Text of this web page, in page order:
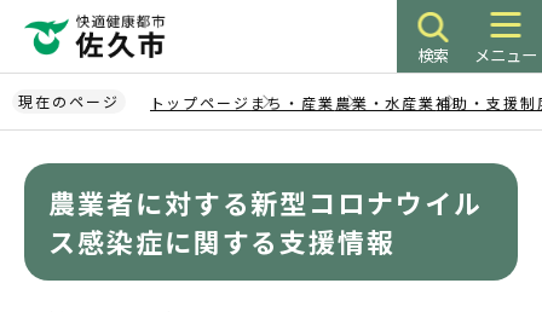
ペ
ー
ジ
検索 メニュー
現在のページ トップページ まち・産業農業・水産業補助・支援制
農業者に対する新型コロナウイル
ス感染症に関する支援情報